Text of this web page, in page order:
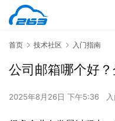
首页 技术社区 入门指南
公司邮箱哪个好
2025年8月26日 下午5:36